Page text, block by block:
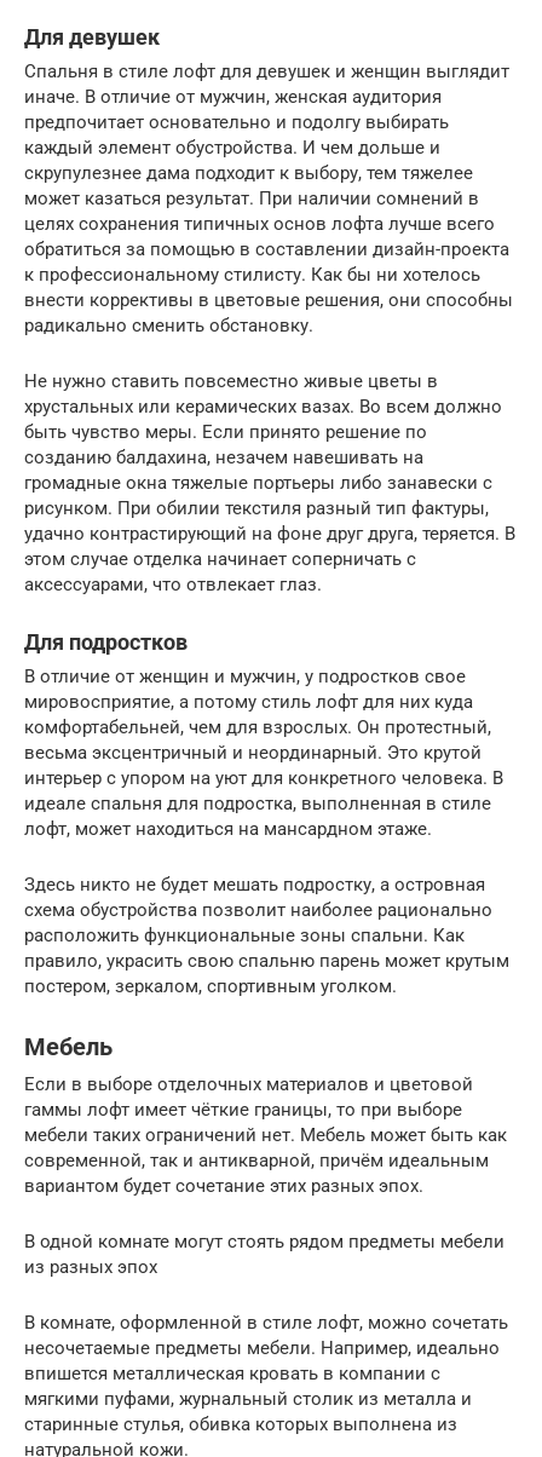
Для девушек
Спальня в стиле лофт для девушек и женщин выглядит
иначе. В отличие от мужчин, женская аудитория
предпочитает основательно и подолгу выбирать
каждый элемент обустройства. И чем дольше и
скрупулезнее дама подходит к выбору, тем тяжелее
может казаться результат. При наличии сомнений в
целях сохранения типичных основ лофта лучше всего
обратиться за помощью в составлении дизайн-проекта
к профессиональному стилисту. Как бы ни хотелось
внести коррективы в цветовые решения, они способны
радикально сменить обстановку.
Не нужно ставить повсеместно живые цветы в
хрустальных или керамических вазах. Во всем должно
быть чувство меры. Если принято решение по
созданию балдахина, незачем навешивать на
громадные окна тяжелые портьеры либо занавески с
рисунком. При обилии текстиля разный тип фактуры,
удачно контрастирующий на фоне друг друга, теряется. В
этом случае отделка начинает соперничать с
аксессуарами, что отвлекает глаз.
Для подростков
В отличие от женщин и мужчин, у подростков свое
мировосприятие, а потому стиль лофт для них куда
комфортабельней, чем для взрослых. Он протестный,
весьма эксцентричный и неординарный. Это крутой
интерьер с упором на уют для конкретного человека. В
идеале спальня для подростка, выполненная в стиле
лофт, может находиться на мансардном этаже.
Здесь никто не будет мешать подростку, а островная
схема обустройства позволит наиболее рационально
расположить функциональные зоны спальни. Как
правило, украсить свою спальню парень может крутым
постером, зеркалом, спортивным уголком.
Мебель
Если в выборе отделочных материалов и цветовой
гаммы лофт имеет чёткие границы, то при выборе
мебели таких ограничений нет. Мебель может быть как
современной, так и антикварной, причём идеальным
вариантом будет сочетание этих разных эпох.
В одной комнате могут стоять рядом предметы мебели
из разных эпох
В комнате, оформленной в стиле лофт, можно сочетать
несочетаемые предметы мебели. Например, идеально
впишется металлическая кровать в компании с
мягкими пуфами, журнальный столик из металла и
старинные стулья, обивка которых выполнена из
натуральной кожи.